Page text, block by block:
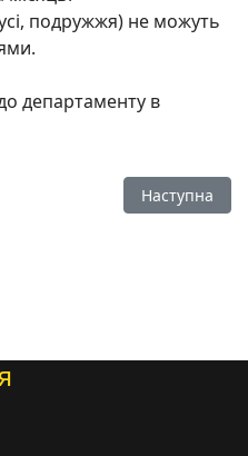
подружжя) не можуть
департаменту в
дітей з інвалідністю
Наступна
Наступна